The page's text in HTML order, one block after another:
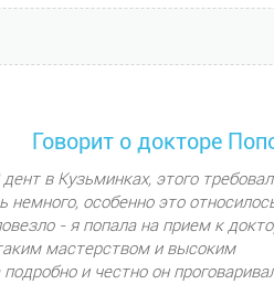
Говорит о докторе
в Кузьминках, этого
немного, особенно это
- я попала на прием к
мастерством и высоким
и честно он